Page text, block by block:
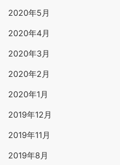
2020年5月
2020年4月
2020年3月
2020年2月
2020年1月
2019年12月
2019年11月
2019年8月